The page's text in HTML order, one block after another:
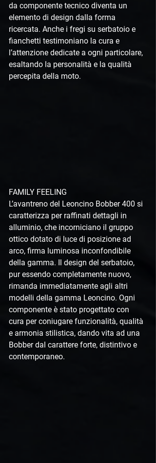
da componente tecnico diventa un
elemento di design dalla forma
ricercata. Anche i fregi su serbatoio e
fianchetti testimoniano la cura e
l’attenzione dedicate a ogni particolare,
esaltando la personalità e la qualità
percepita della moto.
FAMILY FEELING
L’avantreno del Leoncino Bobber 400 si
caratterizza per raffinati dettagli in
alluminio, che incorniciano il gruppo
ottico dotato di luce di posizione ad
arco, firma luminosa inconfondibile
della gamma. Il design del serbatoio,
pur essendo completamente nuovo,
rimanda immediatamente agli altri
modelli della gamma Leoncino. Ogni
componente è stato progettato con
cura per coniugare funzionalità, qualità
e armonia stilistica, dando vita ad una
Bobber dal carattere forte, distintivo e
contemporaneo.